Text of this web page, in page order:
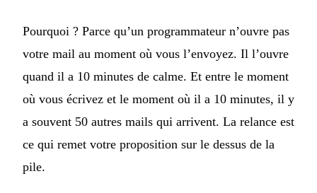
Pourquoi ? Parce qu’un programmateur n’ouvre pas
votre mail au moment où vous l’envoyez. Il l’ouvre
quand il a 10 minutes de calme. Et entre le moment
où vous écrivez et le moment où il a 10 minutes, il y
a souvent 50 autres mails qui arrivent. La relance est
ce qui remet votre proposition sur le dessus de la
pile.